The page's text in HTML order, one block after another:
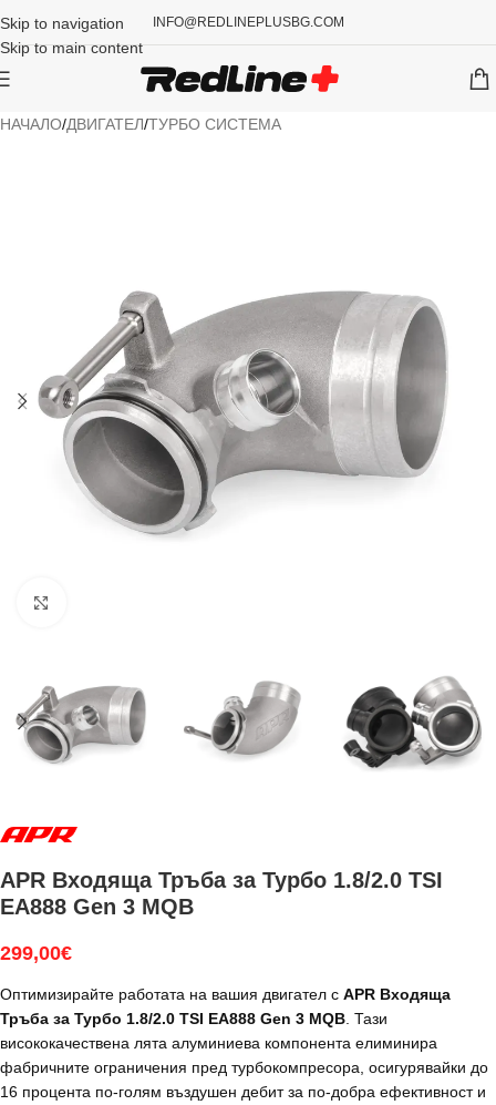
Skip to navigation
Skip to main content
INFO@REDLINEPLUSBG.COM
НАЧАЛО/ДВИГАТЕЛ/ТУРБО СИСТЕМА
APR Входяща Тръба за Турбо 1.8/2.0 TSI
EA888 Gen 3 MQB
299,00€
Оптимизирайте работата на вашия двигател с APR Входяща
Тръба за Турбо 1.8/2.0 TSI EA888 Gen 3 MQB. Тази
висококачествена лята алуминиева компонента елиминира
фабричните ограничения пред турбокомпресора, осигурявайки до
16 процента по-голям въздушен дебит за по-добра ефективност и